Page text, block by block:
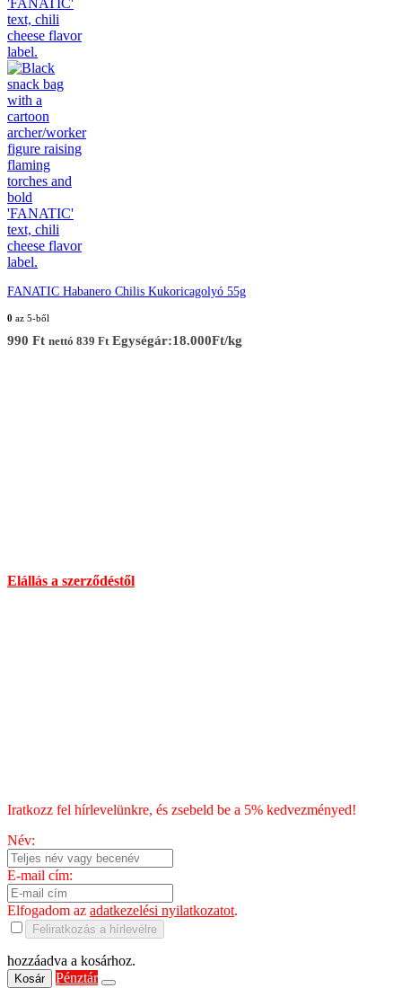
FANATIC Habanero Chilis Kukoricagolyó 55g
0 az 5-ből
990 Ft nettó 839 Ft Egységár:18.000Ft/kg
Elállás a szerződéstől
Iratkozz fel hírlevelünkre, és zsebeld be a 5% kedvezményed!
Név:
E-mail cím:
Elfogadom az adatkezelési nyilatkozatot.
Feliratkozás a hírlevélre
hozzáadva a kosárhoz.
Kosár Pénztár